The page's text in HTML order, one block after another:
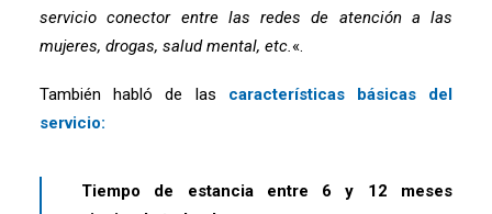
servicio conector entre las redes de atención a las
mujeres, drogas, salud mental, etc.«.
También habló de las características básicas del
servicio:
Tiempo de estancia entre 6 y 12 meses